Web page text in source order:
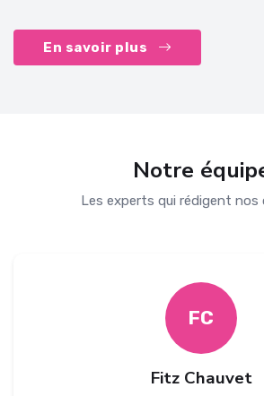
En savoir plus
Notre
Les experts qui rédigent nos
FC
Fitz Chauvet